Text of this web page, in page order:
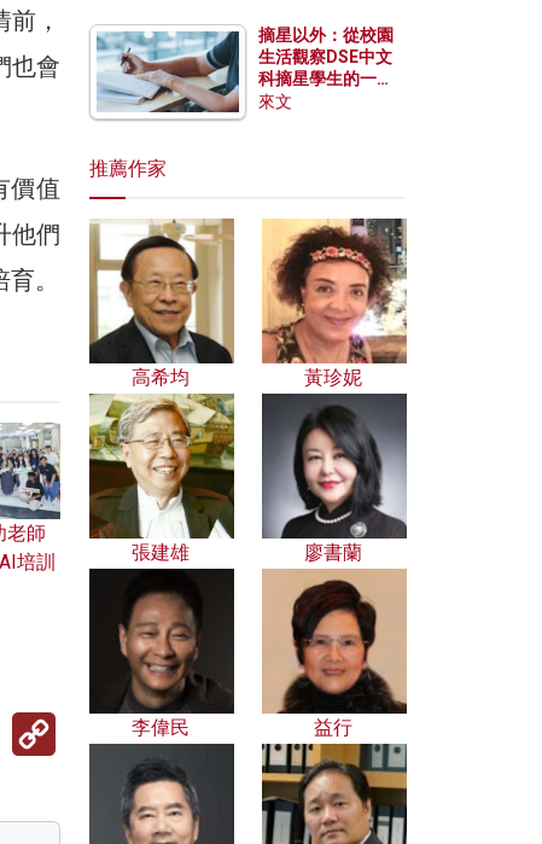
，
也會
價值
他們
。
老師
培訓
Copy
Link
摘星以外：從校園
生活觀察DSE中文
科摘星學生的一點
特質
來文
推薦作家
高希均 黃珍妮
張建雄 廖書蘭
李偉民 益行